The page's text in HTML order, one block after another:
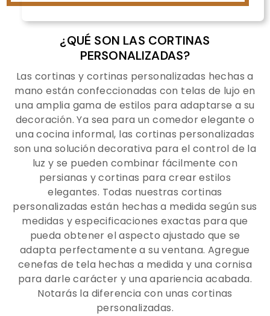
¿QUÉ SON LAS CORTINAS
PERSONALIZADAS?
Las cortinas y cortinas personalizadas hechas a
mano están confeccionadas con telas de lujo en
una amplia gama de estilos para adaptarse a su
decoración. Ya sea para un comedor elegante o
una cocina informal, las cortinas personalizadas
son una solución decorativa para el control de la
luz y se pueden combinar fácilmente con
persianas y cortinas para crear estilos
elegantes. Todas nuestras cortinas
personalizadas están hechas a medida según sus
medidas y especificaciones exactas para que
pueda obtener el aspecto ajustado que se
adapta perfectamente a su ventana. Agregue
cenefas de tela hechas a medida y una cornisa
para darle carácter y una apariencia acabada.
Notarás la diferencia con unas cortinas
personalizadas.